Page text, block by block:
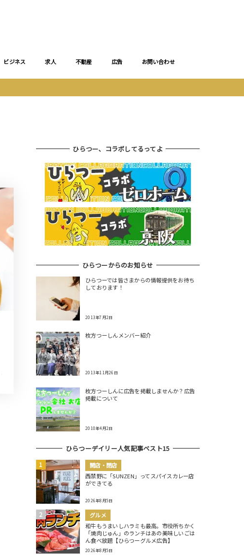
ビジネス 求人 不動産 広告 お問い合わせ
ひらつー、コラボしてるってよ
ひらつーからのお知らせ
ひらつーでは皆さまからの情報提供をお待ち
しております！
2013年7月2日
枚方つーしんメンバー紹介
2013年11月26日
枚方つーしんに広告を掲載しませんか？広告
掲載について
2010年4月2日
ひらつーデイリー人気記事ベスト15
開店・閉店
西禁野に「SUNZEN」ってスパイスカレー店
ができてる
2026年8月5日
グルメ
和牛もうまいしハラミも最高。市役所ちかく
「焼肉じゅん」のランチはあの美味しいごは
ん食べ放題【ひらつーグルメ広告】
2026年8月5日